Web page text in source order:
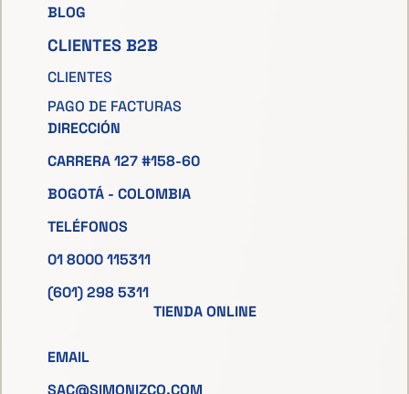
BLOG
CLIENTES B2B
CLIENTES
PAGO DE FACTURAS
DIRECCIÓN
CARRERA 127 #158-60
BOGOTÁ - COLOMBIA
TELÉFONOS
01 8000 115311
(601) 298 5311
TIENDA ONLINE
EMAIL
SAC@SIMONIZCO.COM